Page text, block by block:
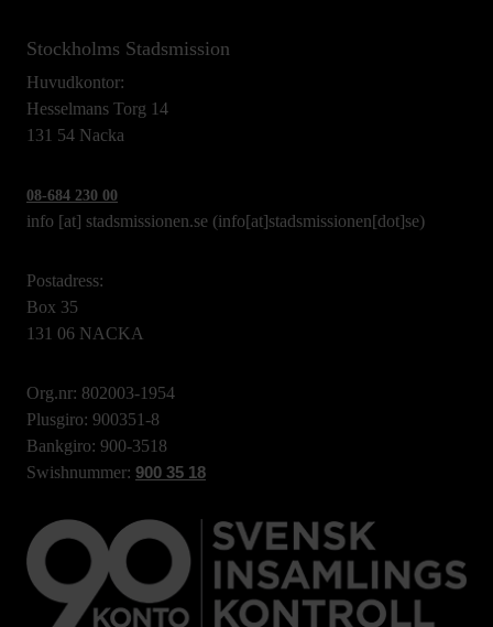
Stockholms Stadsmission
Huvudkontor:
Hesselmans Torg 14
131 54 Nacka
08-684 230 00
info [at] stadsmissionen.se (info[at]stadsmissionen[dot]se)
Postadress:
Box 35
131 06 NACKA
Org.nr: 802003-1954
Plusgiro: 900351-8
Bankgiro: 900-3518
Swishnummer: 900 35 18